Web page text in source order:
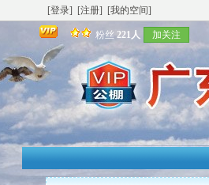
[登录] [注册] [我的空间]
粉丝 221人 加关注